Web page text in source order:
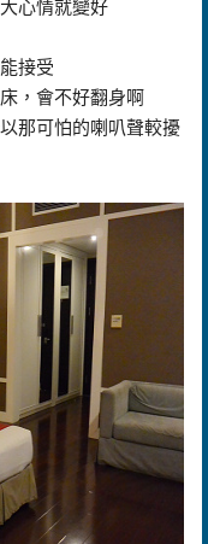
心情就變好
接受
，會不好翻身啊
那可怕的喇叭聲較擾